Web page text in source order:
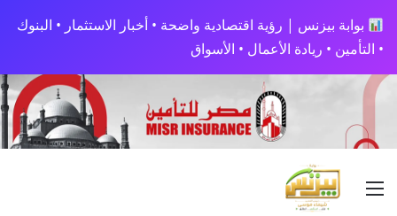
بوابة بيزنس | رؤية اقتصادية واضحة • أخبار الاستثمار • البنوك
• التأمين • ريادة الأعمال • الأسواق
القائمة